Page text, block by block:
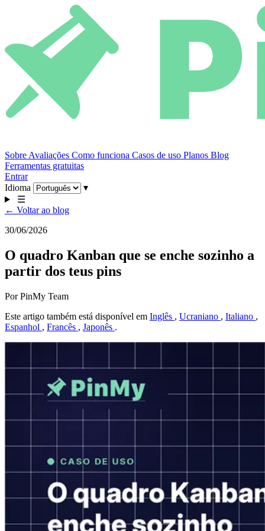
Sobre Avaliações Como funciona Casos de uso Planos Blog
Ferramentas gratuitas
Entrar
Idioma
▾
☰
← Voltar ao blog
30/06/2026
O quadro Kanban que se enche sozinho a
partir dos teus pins
Por PinMy Team
Este artigo também está disponível em Inglês , Ucraniano , Italiano ,
Espanhol , Francês , Japonês .